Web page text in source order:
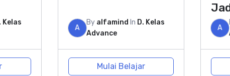
Kelas
A
By alfamind In D. Kelas
Advance
Mulai Belajar
A